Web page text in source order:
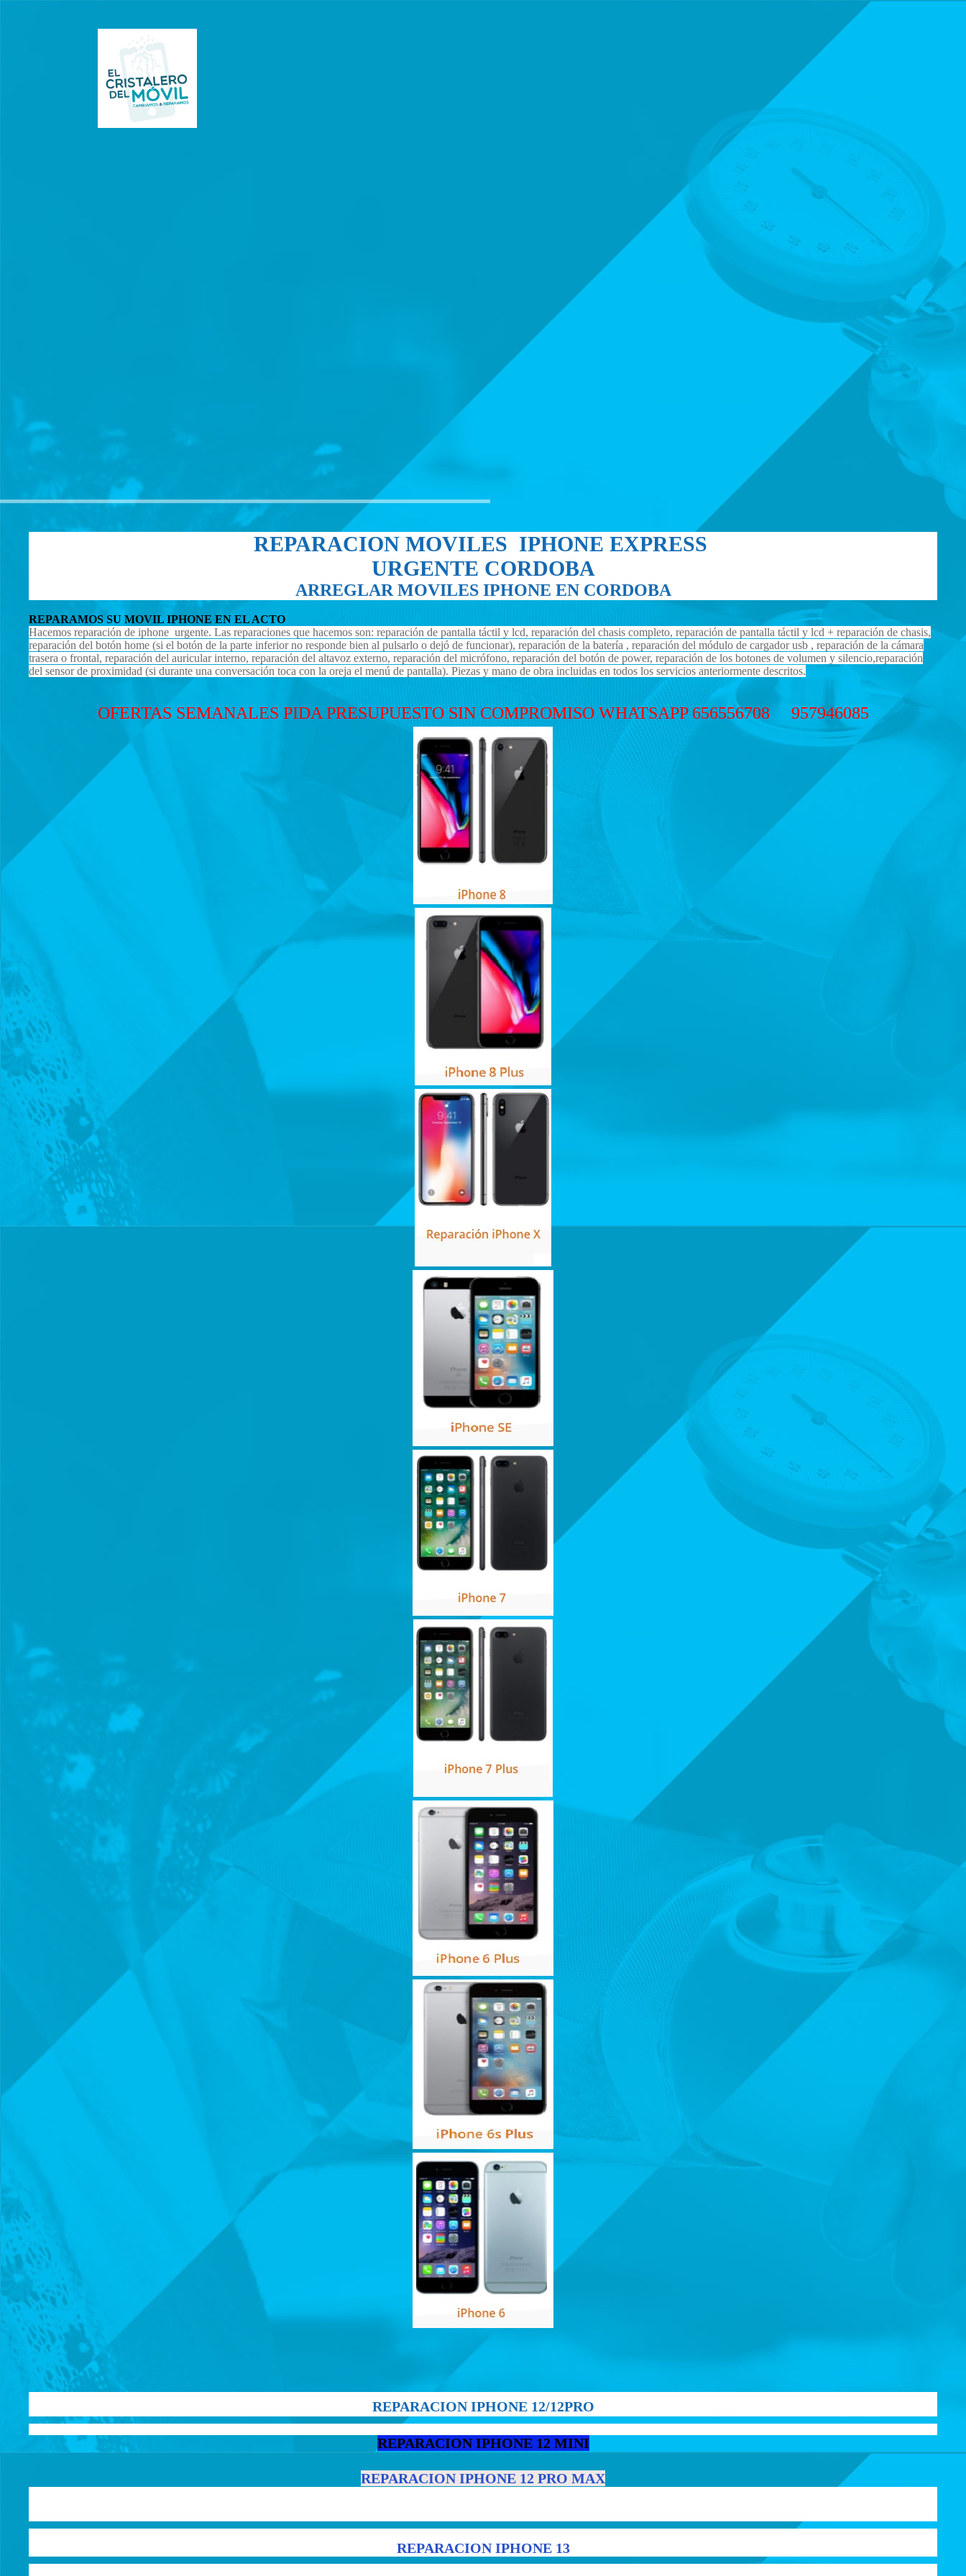
REPARACION MOVILES IPHONE EXPRESS
URGENTE CORDOBA
ARREGLAR MOVILES IPHONE EN CORDOBA
REPARAMOS SU MOVIL IPHONE EN EL ACTO
Hacemos reparación de iphone urgente. Las reparaciones que hacemos son: reparación de pantalla táctil y lcd, reparación del chasis completo, reparación de pantalla táctil y lcd + reparación de chasis,
reparación del botón home (si el botón de la parte inferior no responde bien al pulsarlo o dejó de funcionar), reparación de la batería , reparación del módulo de cargador usb , reparación de la cámara
trasera o frontal, reparación del auricular interno, reparación del altavoz externo, reparación del micrófono, reparación del botón de power, reparación de los botones de volumen y silencio,reparación
del sensor de proximidad (si durante una conversación toca con la oreja el menú de pantalla). Piezas y mano de obra incluidas en todos los servicios anteriormente descritos.
OFERTAS SEMANALES PIDA PRESUPUESTO SIN COMPROMISO WHATSAPP 656556708 957946085
REPARACION IPHONE 12/12PRO
REPARACION IPHONE 12 MINI
REPARACION IPHONE 12 PRO MAX
REPARACION IPHONE 13